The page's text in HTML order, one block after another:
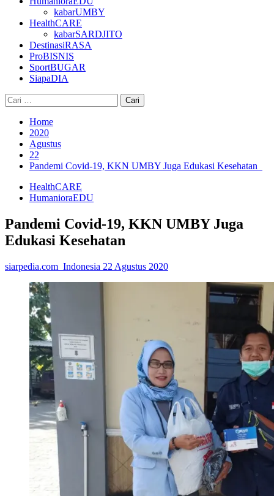
kabarUMBY
HealthCARE
kabarSARDJITO
DestinasiRASA
ProBISNIS
SportBUGAR
SiapaDIA
Cari
untuk:
Home
2020
Agustus
22
Pandemi Covid-19, KKN UMBY Juga Edukasi Kesehatan
HealthCARE
HumanioraEDU
Pandemi Covid-19, KKN UMBY Juga
Edukasi Kesehatan
siarpedia.com_Indonesia 22 Agustus 2020